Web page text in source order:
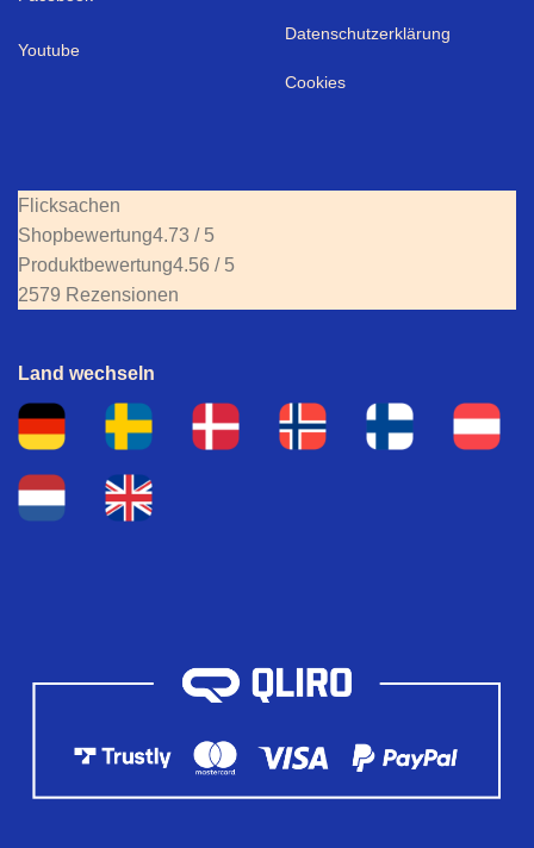
Youtube
Datenschutzerklärung
Cookies
Flicksachen
Shopbewertung4.73 / 5
Produktbewertung4.56 / 5
2579 Rezensionen
Land wechseln